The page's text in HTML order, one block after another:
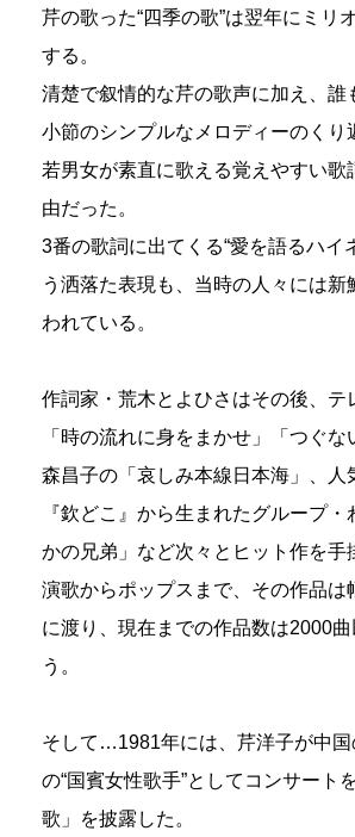
芹の歌った“四季の歌”は翌年にミリ
する。
清楚で叙情的な芹の歌声に加え、誰
小節のシンプルなメロディーのくり
若男女が素直に歌える覚えやすい歌
由だった。
3番の歌詞に出てくる“愛を語るハイ
う洒落た表現も、当時の人々には新
われている。
作詞家・荒木とよひさはその後、テ
「時の流れに身をまかせ」「つぐな
森昌子の「哀しみ本線日本海」、人
『欽どこ』から生まれたグループ
かの兄弟」など次々とヒット作を手
演歌からポップスまで、その作品は
に渡り、現在までの作品数は2000
う。
そして…1981年には、芹洋子が中国
の“国賓女性歌手”としてコンサート
歌」を披露した。